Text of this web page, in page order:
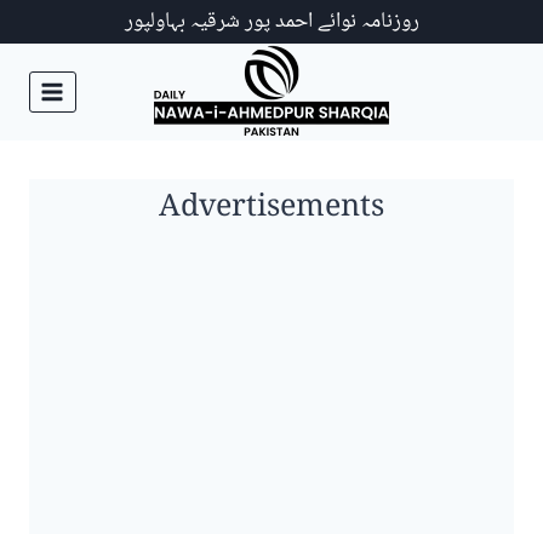
روزنامہ نوائے احمد پور شرقیہ بہاولپور
Advertisements